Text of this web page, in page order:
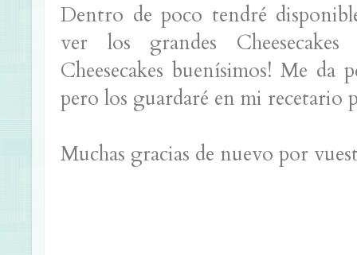
Dentro de poco tendré
ver los grandes
Cheesecakes buenísimos! Me da
pero los guardaré en mi recetario
Muchas gracias de nuevo por